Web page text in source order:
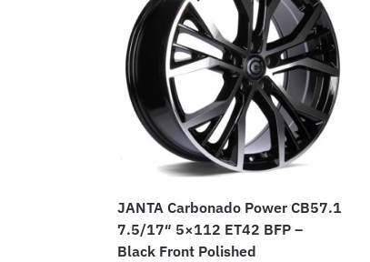
JANTA Carbonado Power CB57.1
7.5/17″ 5×112 ET42 BFP –
Black Front Polished